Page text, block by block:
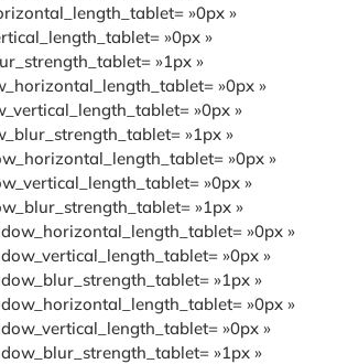
»0px »
»0px »
»1px »
»0px »
»0px »
»1px »
»0px »
»0px »
»1px »
»0px »
»0px »
»1px »
»0px »
»0px »
»1px »